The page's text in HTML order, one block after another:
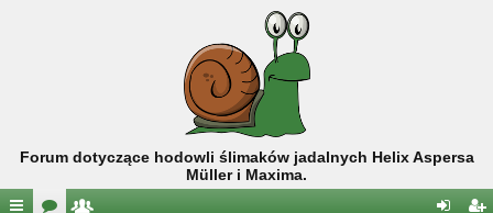
Forum dotyczące hodowli ślimaków jadalnych Helix Aspersa
Müller i Maxima.